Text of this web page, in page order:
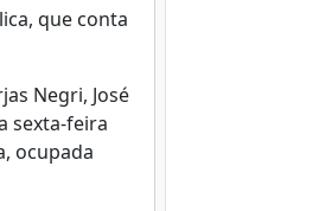
que conta
Negri, José
sexta-feira
ocupada